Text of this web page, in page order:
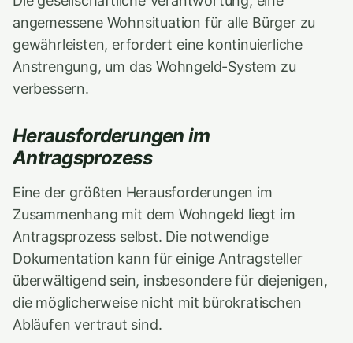
angemessene Wohnsituation für alle Bürger zu
gewährleisten, erfordert eine kontinuierliche
Anstrengung, um das Wohngeld-System zu
verbessern.
Herausforderungen im
Antragsprozess
Eine der größten Herausforderungen im
Zusammenhang mit dem Wohngeld liegt im
Antragsprozess selbst. Die notwendige
Dokumentation kann für einige Antragsteller
überwältigend sein, insbesondere für diejenigen,
die möglicherweise nicht mit bürokratischen
Abläufen vertraut sind.